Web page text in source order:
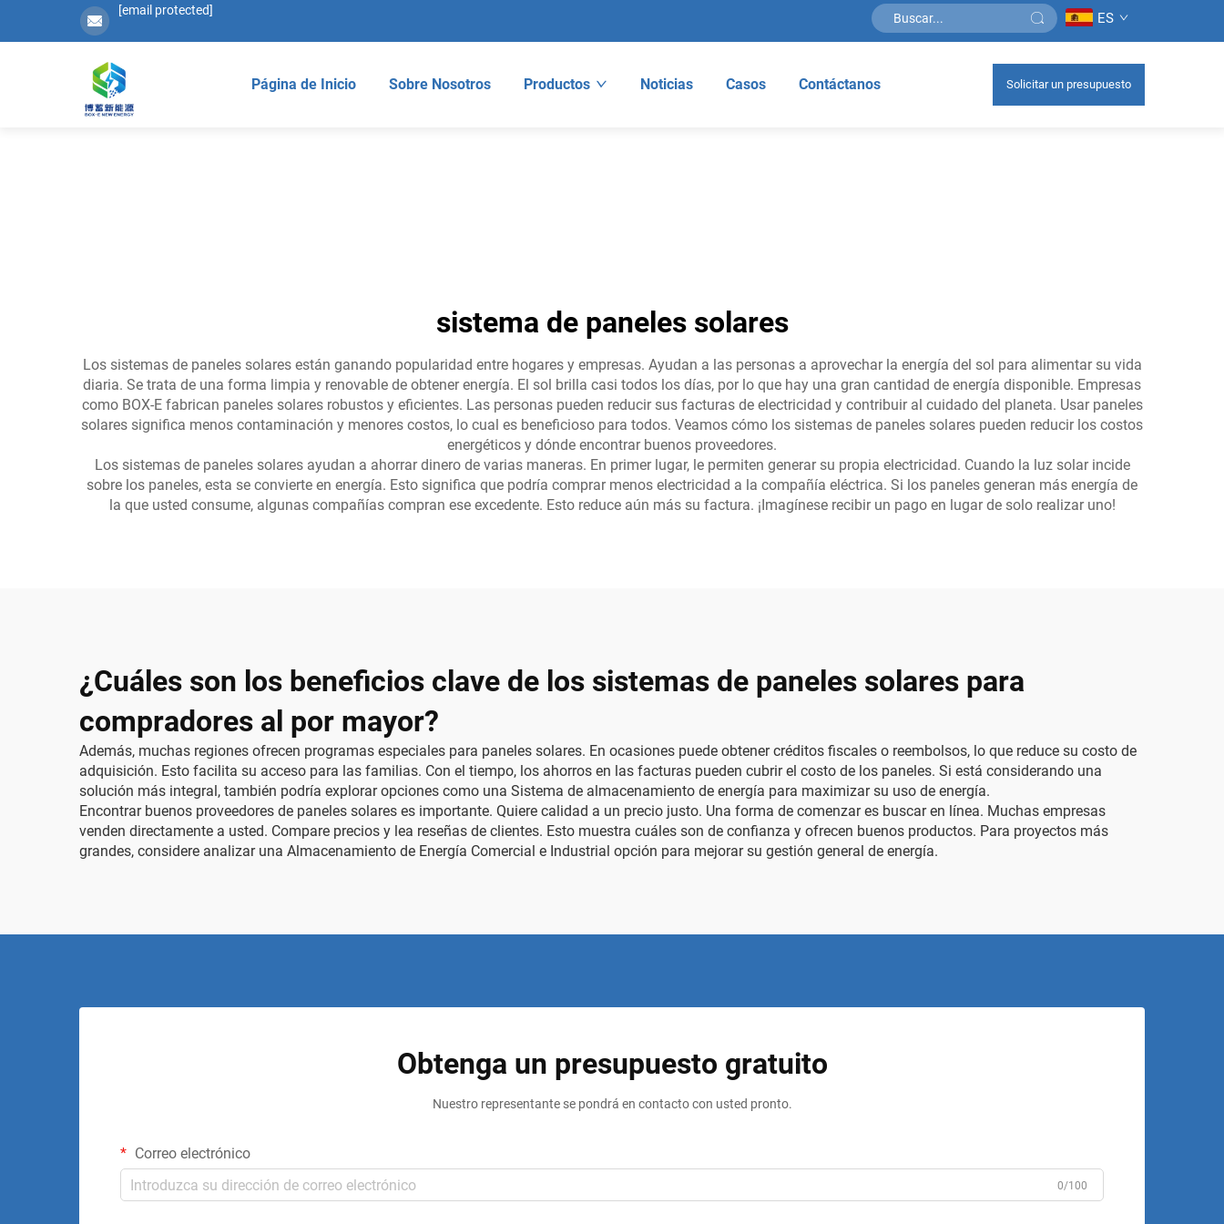
[email protected] ES
Página de Inicio Sobre Nosotros Productos Noticias Casos Contáctanos Solicitar un presupuesto
sistema de paneles solares
Los sistemas de paneles solares están ganando popularidad entre hogares y empresas. Ayudan a las personas a aprovechar la energía del sol para alimentar su vida
diaria. Se trata de una forma limpia y renovable de obtener energía. El sol brilla casi todos los días, por lo que hay una gran cantidad de energía disponible. Empresas
como BOX-E fabrican paneles solares robustos y eficientes. Las personas pueden reducir sus facturas de electricidad y contribuir al cuidado del planeta. Usar paneles
solares significa menos contaminación y menores costos, lo cual es beneficioso para todos. Veamos cómo los sistemas de paneles solares pueden reducir los costos
energéticos y dónde encontrar buenos proveedores.
Los sistemas de paneles solares ayudan a ahorrar dinero de varias maneras. En primer lugar, le permiten generar su propia electricidad. Cuando la luz solar incide
sobre los paneles, esta se convierte en energía. Esto significa que podría comprar menos electricidad a la compañía eléctrica. Si los paneles generan más energía de
la que usted consume, algunas compañías compran ese excedente. Esto reduce aún más su factura. ¡Imagínese recibir un pago en lugar de solo realizar uno!
¿Cuáles son los beneficios clave de los sistemas de paneles solares para
compradores al por mayor?
Además, muchas regiones ofrecen programas especiales para paneles solares. En ocasiones puede obtener créditos fiscales o reembolsos, lo que reduce su costo de
adquisición. Esto facilita su acceso para las familias. Con el tiempo, los ahorros en las facturas pueden cubrir el costo de los paneles. Si está considerando una
solución más integral, también podría explorar opciones como una Sistema de almacenamiento de energía para maximizar su uso de energía.
Encontrar buenos proveedores de paneles solares es importante. Quiere calidad a un precio justo. Una forma de comenzar es buscar en línea. Muchas empresas
venden directamente a usted. Compare precios y lea reseñas de clientes. Esto muestra cuáles son de confianza y ofrecen buenos productos. Para proyectos más
grandes, considere analizar una Almacenamiento de Energía Comercial e Industrial opción para mejorar su gestión general de energía.
Obtenga un presupuesto gratuito
Nuestro representante se pondrá en contacto con usted pronto.
Correo electrónico
0/100